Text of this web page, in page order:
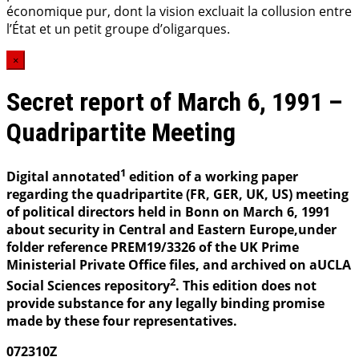
économique pur, dont la vision excluait la collusion entre
l’État et un petit groupe d’oligarques.
×
Secret report of March 6, 1991 –
Quadripartite Meeting
Digital annotated1 edition of a working paper
regarding the quadripartite (FR, GER, UK, US) meeting
of political directors held in Bonn on March 6, 1991
about security in Central and Eastern Europe,under
folder reference PREM19/3326 of the UK Prime
Ministerial Private Office files, and archived on aUCLA
Social Sciences repository2. This edition does not
provide substance for any legally binding promise
made by these four representatives.
072310Z